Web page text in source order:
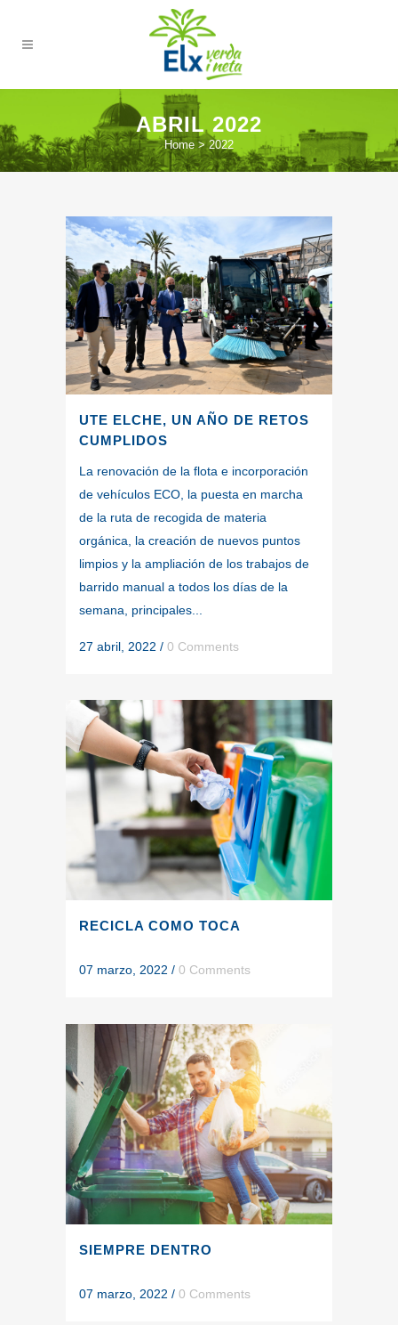
ABRIL 2022
Home>2022
UTE ELCHE, UN AÑO DE RETOS
CUMPLIDOS
La renovación de la flota e incorporación
de vehículos ECO, la puesta en marcha
de la ruta de recogida de materia
orgánica, la creación de nuevos puntos
limpios y la ampliación de los trabajos de
barrido manual a todos los días de la
semana, principales...
27 abril, 2022 / 0 Comments
RECICLA COMO TOCA
07 marzo, 2022 / 0 Comments
SIEMPRE DENTRO
07 marzo, 2022 / 0 Comments